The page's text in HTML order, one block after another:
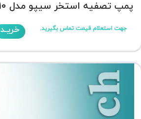
پمپ تصفیه استخر سیپو مدل CIPU-PROLINE-10
جهت استعلام قیمت تماس بگیرید. خریـد